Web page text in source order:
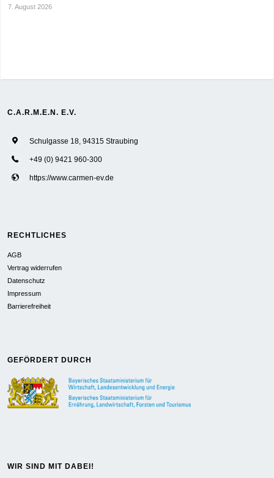
7. August 2026
C.A.R.M.E.N. E.V.
Schulgasse 18, 94315 Straubing
+49 (0) 9421 960-300
https://www.carmen-ev.de
RECHTLICHES
AGB
Vertrag widerrufen
Datenschutz
Impressum
Barrierefreiheit
GEFÖRDERT DURCH
WIR SIND MIT DABEI!